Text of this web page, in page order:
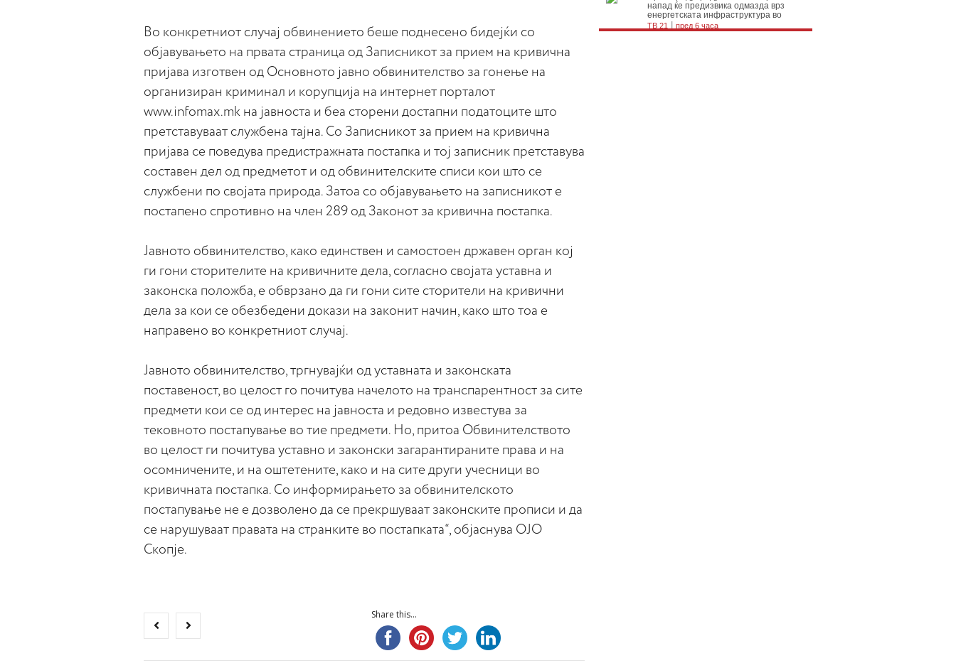
Во конкретниот случај обвинението беше поднесено бидејќи со
објавувањето на првата страница од Записникот за прием на кривична
пријава изготвен од Основното јавно обвинителство за гонење на
организиран криминал и корупција на интернет порталот
www.infomax.mk на јавноста и беа сторени достапни податоците што
претставуваат службена тајна. Со Записникот за прием на кривична
пријава се поведува предистражната постапка и тој записник претставува
составен дел од предметот и од обвинителските списи кои што се
службени по својата природа. Затоа со објавувањето на записникот е
постапено спротивно на член 289 од Законот за кривична постапка.
Јавното обвинителство, како единствен и самостоен државен орган кој
ги гони сторителите на кривичните дела, согласно својата уставна и
законска положба, е обврзано да ги гони сите сторители на кривични
дела за кои се обезбедени докази на законит начин, како што тоа е
направено во конкретниот случај.
Јавното обвинителство, тргнувајќи од уставната и законската
поставеност, во целост го почитува начелото на транспарентност за сите
предмети кои се од интерес на јавноста и редовно известува за
тековното постапување во тие предмети. Но, притоа Обвинителството
во целост ги почитува уставно и законски загарантираните права и на
осомничените, и на оштетените, како и на сите други учесници во
кривичната постапка. Со информирањето за обвинителското
постапување не е дозволено да се прекршуваат законските прописи и да
се нарушуваат правата на странките во постапката“, објаснува ОЈО
Скопје.
Share this...